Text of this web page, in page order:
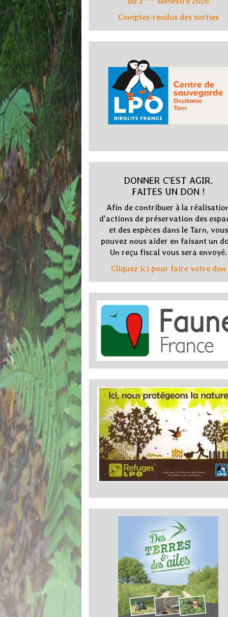
Comptes-rendus des sorties
DONNER C'EST AGIR.
FAITES UN DON !
Afin de contribuer à la
d'actions de préservation des
et des espèces dans le Tarn, vous
pouvez nous aider en faisant un
Un reçu fiscal vous sera envoyé.
Cliquez ici pour faire votre don